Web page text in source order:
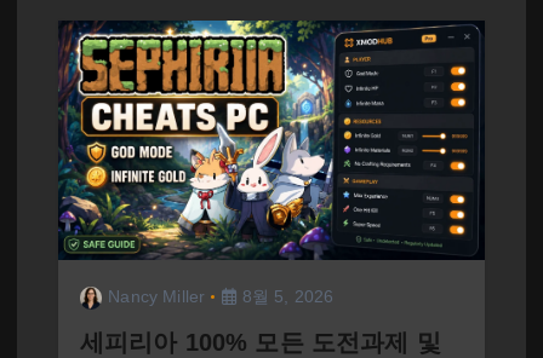
Nancy Miller 8월 5, 2026
세피리아 100% 모든 도전과제 및